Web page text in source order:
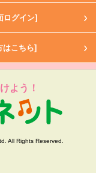
ログイン]
はこちら]
よう！
All Rights Reserved.